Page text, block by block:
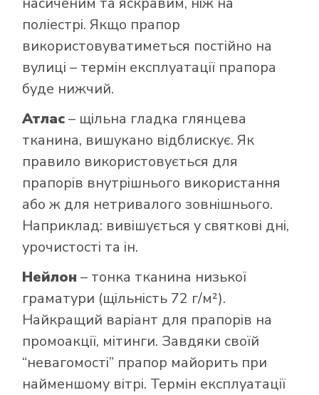
поліестрі. Якщо прапор
використовуватиметься постійно на
вулиці – термін експлуатації прапора
буде нижчий.
Атлас– щільна гладка глянцева
тканина, вишукано відблискує. Як
правило використовується для
прапорів внутрішнього використання
або ж для нетривалого зовнішнього.
Наприклад: вивішується у святкові дні,
урочистості та ін.
Нейлон – тонка тканина низької
граматури (щільність 72 г/м²).
Найкращий варіант для прапорів на
промоакції, мітинги. Завдяки своїй
“невагомості” прапор майорить при
найменшому вітрі. Термін експлуатації